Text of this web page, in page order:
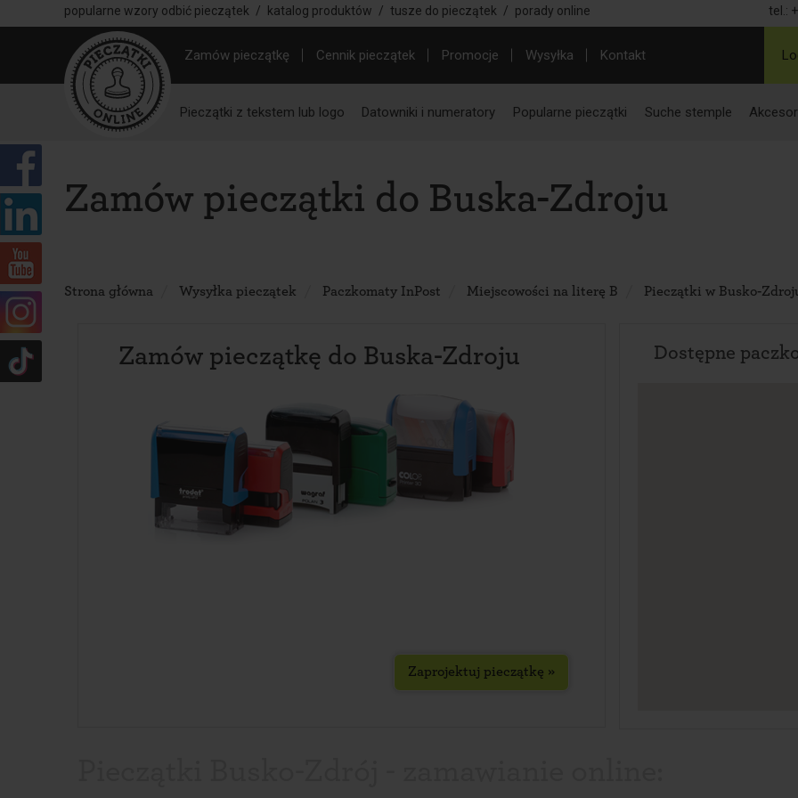
popularne wzory odbić pieczątek / katalog produktów / tusze do pieczątek / porady online tel.:
Zamów pieczątkę Cennik pieczątek Promocje Wysyłka Kontakt
Pieczątki z tekstem lub logo Datowniki i numeratory Popularne pieczątki Suche stemple
Zamów pieczątki do Buska-Zdroju
Strona główna Wysyłka pieczątek Paczkomaty InPost Miejscowości na literę B Pieczątki w Busko-
Zamów pieczątkę do Buska-Zdroju
Zaprojektuj pieczątkę »
Dostępne